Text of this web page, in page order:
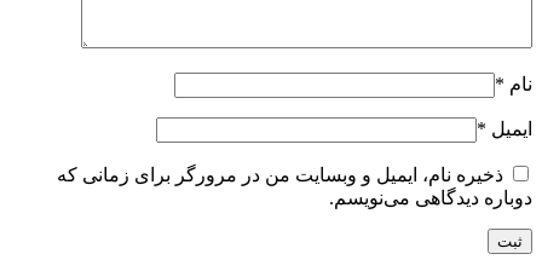
نام *
ایمیل *
ذخیره نام، ایمیل و وبسایت من در مرورگر برای زمانی که
دوباره دیدگاهی می‌نویسم.